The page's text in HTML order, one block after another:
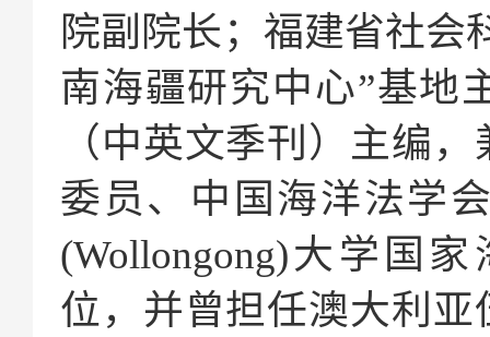
院副院长；福建省社会
南海疆研究中心”基地
（中英文季刊）主编
委员、中国海洋法学
(Wollongong)大学国
位，并曾担任澳大利